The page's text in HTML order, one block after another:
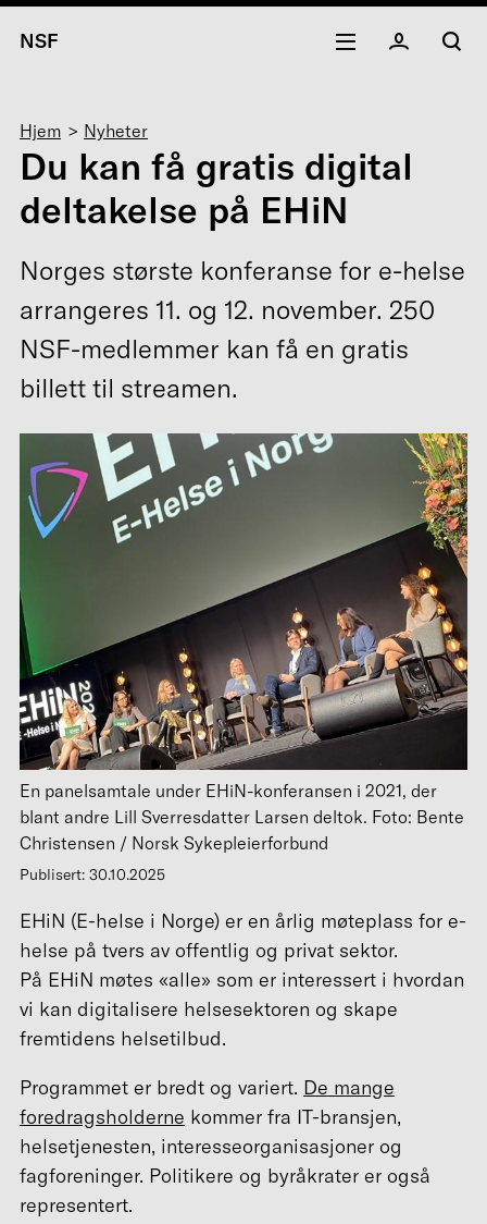
NSF
Navigasjonssti
Hjem Nyheter
Du kan få gratis digital
deltakelse på EHiN
Norges største konferanse for e-helse
arrangeres 11. og 12. november. 250
NSF-medlemmer kan få en gratis
billett til streamen.
En panelsamtale under EHiN-konferansen i 2021, der
blant andre Lill Sverresdatter Larsen deltok. Foto: Bente
Christensen / Norsk Sykepleierforbund
Publisert: 30.10.2025
EHiN (E-helse i Norge) er en årlig møteplass for e-
helse på tvers av offentlig og privat sektor.
På EHiN møtes «alle» som er interessert i hvordan
vi kan digitalisere helsesektoren og skape
fremtidens helsetilbud.
Programmet er bredt og variert. De mange
foredragsholderne kommer fra IT-bransjen,
helsetjenesten, interesseorganisasjoner og
fagforeninger. Politikere og byråkrater er også
representert.